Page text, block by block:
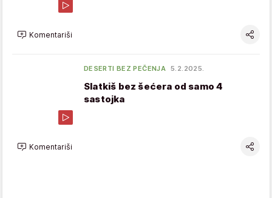
Komentariši
DESERTI BEZ PEČENJA 5.2.2025.
Slatkiš bez šećera od samo 4
sastojka
Komentariši